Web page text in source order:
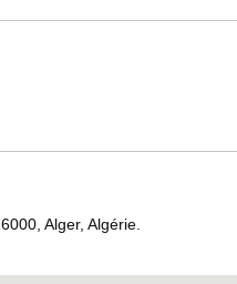
Alger, Algérie.